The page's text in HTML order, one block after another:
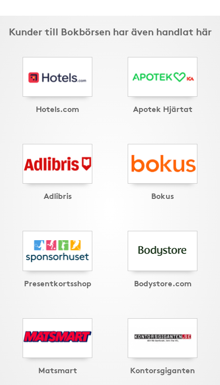
Kunder till Bokbörsen har även handlat här
Hotels.com Apotek Hjärtat
Adlibris Bokus
Presentkortsshop Bodystore.com
Matsmart Kontorsgiganten